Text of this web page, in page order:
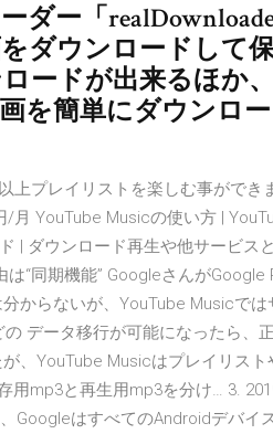
ダー「
ダウンロードして
ードが出来るほか
を簡単にダウンロ
上プレイリストを楽しむ事ができ
月 YouTube Musicの使い方 |
| ダウンロード再生や他サービス
“同期機能” GoogleさんがGoogle
からないが、YouTube Musicでは
データ移行が可能になったら、
、YouTube Musicはプレイリス
mp3と再生用mp3を分け… 3.
GoogleはすべてのAndroidデバイ